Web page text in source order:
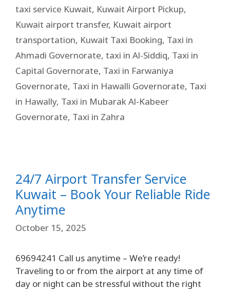
taxi service Kuwait, Kuwait Airport Pickup,
Kuwait airport transfer, Kuwait airport
transportation, Kuwait Taxi Booking, Taxi in
Ahmadi Governorate, taxi in Al-Siddiq, Taxi in
Capital Governorate, Taxi in Farwaniya
Governorate, Taxi in Hawalli Governorate, Taxi
in Hawally, Taxi in Mubarak Al-Kabeer
Governorate, Taxi in Zahra
24/7 Airport Transfer Service
Kuwait – Book Your Reliable Ride
Anytime
October 15, 2025
69694241 Call us anytime – We’re ready!
Traveling to or from the airport at any time of
day or night can be stressful without the right